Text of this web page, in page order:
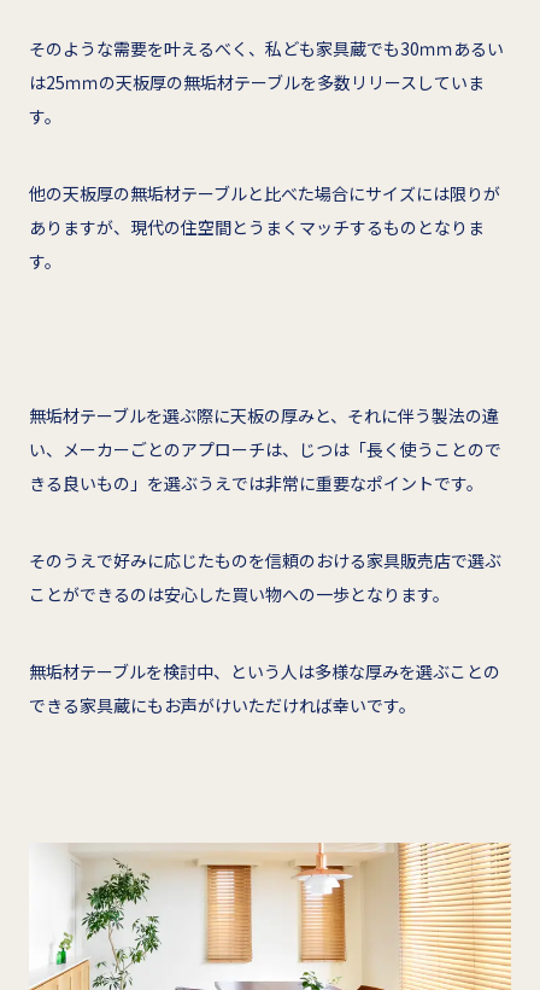
そのような需要を叶えるべく、私ども家具蔵でも30ｍｍあるい
は25ｍｍの天板厚の無垢材テーブルを多数リリースしていま
す。
他の天板厚の無垢材テーブルと比べた場合にサイズには限りが
ありますが、現代の住空間とうまくマッチするものとなりま
す。
無垢材テーブルを選ぶ際に天板の厚みと、それに伴う製法の違
い、メーカーごとのアプローチは、じつは「長く使うことので
きる良いもの」を選ぶうえでは非常に重要なポイントです。
そのうえで好みに応じたものを信頼のおける家具販売店で選ぶ
ことができるのは安心した買い物への一歩となります。
無垢材テーブルを検討中、という人は多様な厚みを選ぶことの
できる家具蔵にもお声がけいただければ幸いです。